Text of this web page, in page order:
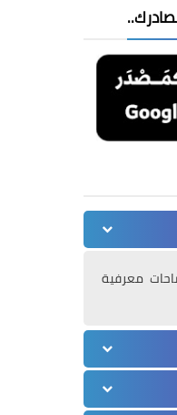
معرفية